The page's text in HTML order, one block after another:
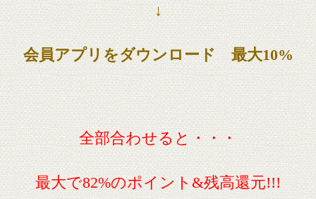
↓
会員アプリをダウンロード 最大10%
全部合わせると・・・
最大で82%のポイント&残高還元!!!